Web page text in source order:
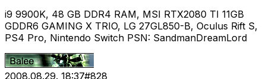
i9 9900K, 48 GB DDR4 RAM, MSI RTX2080 TI 11GB
GDDR6 GAMING X TRIO, LG 27GL850-B, Oculus Rift S,
PS4 Pro, Nintendo Switch PSN: SandmanDreamLord
2008.08.29. 18:37#828